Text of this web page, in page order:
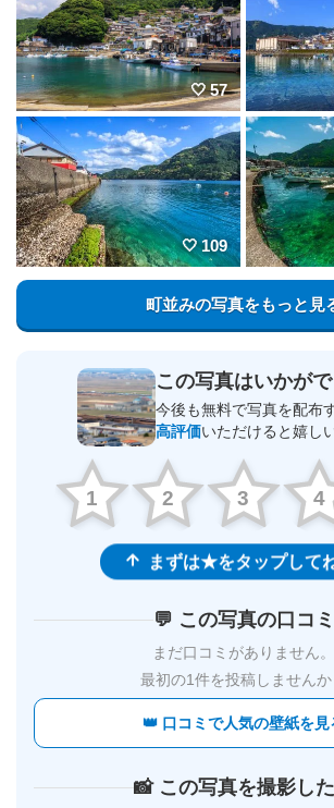
57
109
町並みの写真をもっと見
この写真はいかが
今後も無料で写真を配布
高評価いただけると嬉し
1 2 3 4
まずは★をタップして
💬 この写真の口コミ
まだ口コミがありません。
最初の1件を投稿しませんか
👑 口コミで人気の壁紙を見
📸 この写真を撮影し